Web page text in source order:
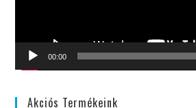
00:00
Akciós Termékeink